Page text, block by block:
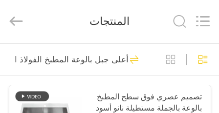
منزل،
بيت
منتجات
2026
Jiangmen
Steel
Factory.
Developed
ساحة المطبخ الفولاذ
المقاوم للصدأ بالوعة
المنتجات
أعلى جبل بالوعة المطبخ الفولاذ
تصميم عصري فوق سطح المطبخ
بالوعة بالجملة مستطيلة نانو أسود